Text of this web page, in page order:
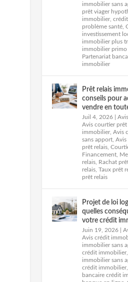
immobilier sans
prêt viager
immobilier ,
problème santé ,
investissement
immobilier plus
immobilier primo
Partenariat
immobilier
Prêt relais
conseils pour
vendre en
Juil 4, 2026 |
Avis courtier prêt
immobilier ,Avis
sans apport ,Avis
prêt relais ,
Financement
relais Rachat
relais ,Taux prêt
prêt relais
Projet de loi
quelles
votre crédit
Juin 19, 2026 |
Avis crédit
immobilier sans
crédit immobilier
immobilier sans
crédit immobilier
bancaire crédit